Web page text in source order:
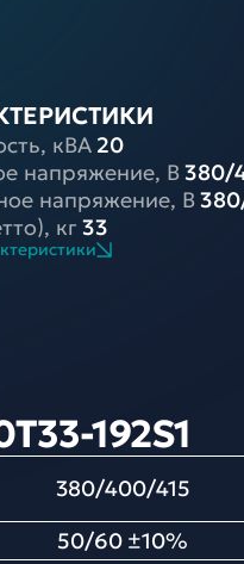
кВА 20
напряжение, В380/
напряжение, В
кг 33
192S1
380/400/415
50/60 ±10%